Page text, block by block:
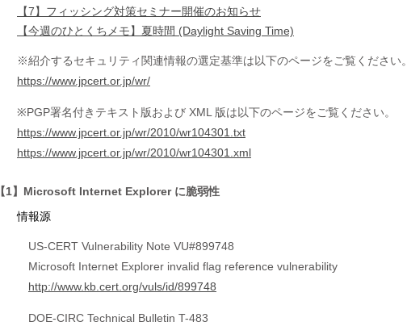
【7】フィッシング対策セミナー開催のお知らせ
【今週のひとくちメモ】夏時間 (Daylight Saving Time)
※紹介するセキュリティ関連情報の選定基準は以下のページをご覧ください。
https://www.jpcert.or.jp/wr/
※PGP署名付きテキスト版および XML 版は以下のページをご覧ください。
https://www.jpcert.or.jp/wr/2010/wr104301.txt
https://www.jpcert.or.jp/wr/2010/wr104301.xml
【1】Microsoft Internet Explorer に脆弱性
情報源
US-CERT Vulnerability Note VU#899748
Microsoft Internet Explorer invalid flag reference vulnerability
http://www.kb.cert.org/vuls/id/899748
DOE-CIRC Technical Bulletin T-483